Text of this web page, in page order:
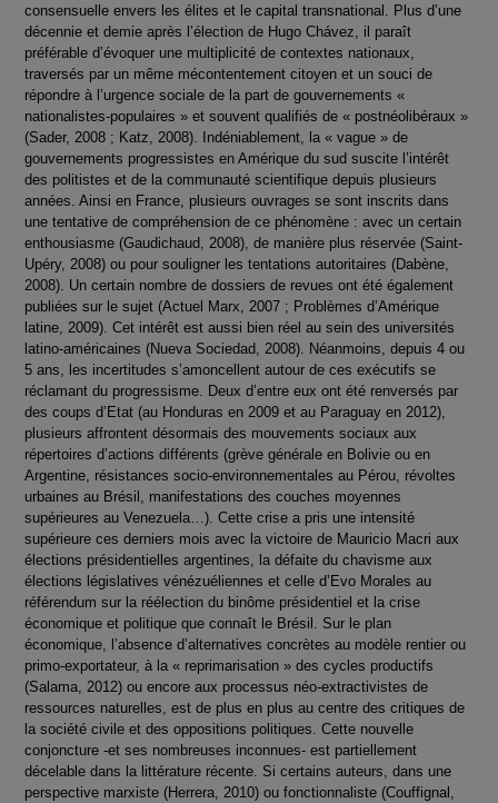
consensuelle envers les élites et le capital transnational. Plus d’une
décennie et demie après l’élection de Hugo Chávez, il paraît
préférable d’évoquer une multiplicité de contextes nationaux,
traversés par un même mécontentement citoyen et un souci de
répondre à l’urgence sociale de la part de gouvernements «
nationalistes-populaires » et souvent qualifiés de « postnéolibéraux »
(Sader, 2008 ; Katz, 2008). Indéniablement, la « vague » de
gouvernements progressistes en Amérique du sud suscite l’intérêt
des politistes et de la communauté scientifique depuis plusieurs
années. Ainsi en France, plusieurs ouvrages se sont inscrits dans
une tentative de compréhension de ce phénomène : avec un certain
enthousiasme (Gaudichaud, 2008), de manière plus réservée (Saint-
Upéry, 2008) ou pour souligner les tentations autoritaires (Dabène,
2008). Un certain nombre de dossiers de revues ont été également
publiées sur le sujet (Actuel Marx, 2007 ; Problèmes d’Amérique
latine, 2009). Cet intérêt est aussi bien réel au sein des universités
latino-américaines (Nueva Sociedad, 2008). Néanmoins, depuis 4 ou
5 ans, les incertitudes s’amoncellent autour de ces exécutifs se
réclamant du progressisme. Deux d’entre eux ont été renversés par
des coups d’Etat (au Honduras en 2009 et au Paraguay en 2012),
plusieurs affrontent désormais des mouvements sociaux aux
répertoires d’actions différents (grève générale en Bolivie ou en
Argentine, résistances socio-environnementales au Pérou, révoltes
urbaines au Brésil, manifestations des couches moyennes
supérieures au Venezuela…). Cette crise a pris une intensité
supérieure ces derniers mois avec la victoire de Mauricio Macri aux
élections présidentielles argentines, la défaite du chavisme aux
élections législatives vénézuéliennes et celle d’Evo Morales au
référendum sur la réélection du binôme présidentiel et la crise
économique et politique que connaît le Brésil. Sur le plan
économique, l’absence d’alternatives concrètes au modèle rentier ou
primo-exportateur, à la « reprimarisation » des cycles productifs
(Salama, 2012) ou encore aux processus néo-extractivistes de
ressources naturelles, est de plus en plus au centre des critiques de
la société civile et des oppositions politiques. Cette nouvelle
conjoncture -et ses nombreuses inconnues- est partiellement
décelable dans la littérature récente. Si certains auteurs, dans une
perspective marxiste (Herrera, 2010) ou fonctionnaliste (Couffignal,